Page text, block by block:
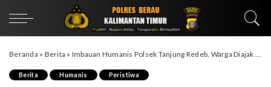
Beranda » Berita » Imbauan Humanis Polsek Tanjung Redeb, Warga Diajak Aktif Jaga Keamanan
Berita Humanis Peristiwa